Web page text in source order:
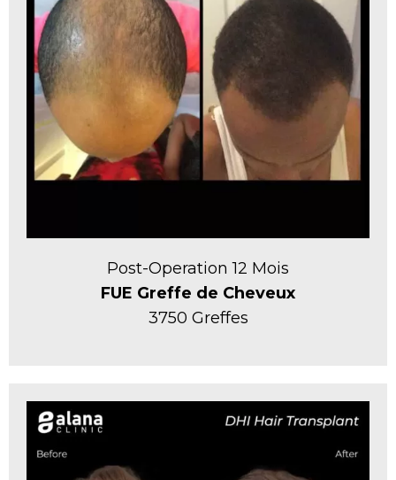
Post-Operation 12 Mois
FUE Greffe de Cheveux
3750 Greffes